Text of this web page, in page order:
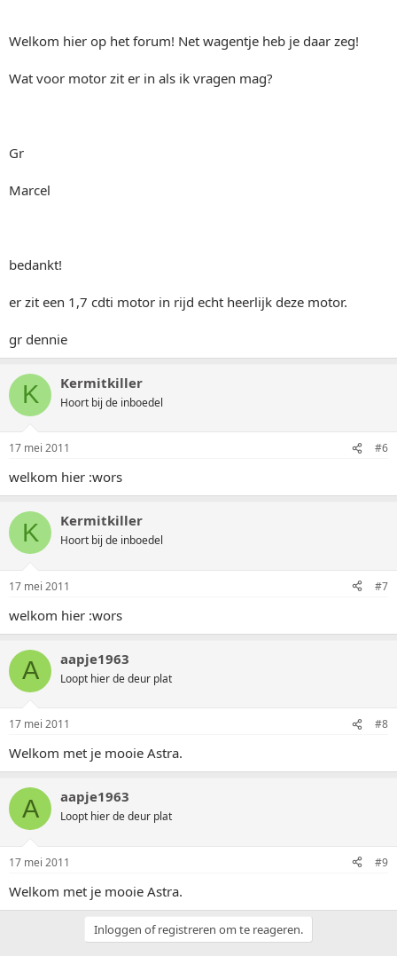
Welkom hier op het forum! Net wagentje heb je daar zeg!
Wat voor motor zit er in als ik vragen mag?
Gr
Marcel
bedankt!
er zit een 1,7 cdti motor in rijd echt heerlijk deze motor.
gr dennie
K Kermitkiller
Hoort bij de inboedel
17 mei 2011 #6
welkom hier :wors
K Kermitkiller
Hoort bij de inboedel
17 mei 2011 #7
welkom hier :wors
A aapje1963
Loopt hier de deur plat
17 mei 2011 #8
Welkom met je mooie Astra.
A aapje1963
Loopt hier de deur plat
17 mei 2011 #9
Welkom met je mooie Astra.
Inloggen of registreren om te reageren.